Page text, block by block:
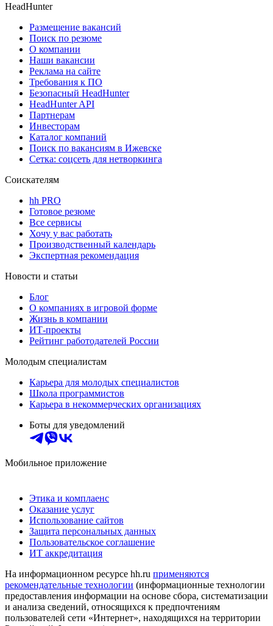
HeadHunter
Размещение вакансий
Поиск по резюме
О компании
Наши вакансии
Реклама на сайте
Требования к ПО
Безопасный HeadHunter
HeadHunter API
Партнерам
Инвесторам
Каталог компаний
Поиск по вакансиям в Ижевске
Сетка: соцсеть для нетворкинга
Соискателям
hh PRO
Готовое резюме
Все сервисы
Хочу у вас работать
Производственный календарь
Экспертная рекомендация
Новости и статьи
Блог
О компаниях в игровой форме
Жизнь в компании
ИТ-проекты
Рейтинг работодателей России
Молодым специалистам
Карьера для молодых специалистов
Школа программистов
Карьера в некоммерческих организациях
Боты для уведомлений
Мобильное приложение
Этика и комплаенс
Оказание услуг
Использование сайтов
Защита персональных данных
Пользовательское соглашение
ИТ аккредитация
На информационном ресурсе hh.ru применяются
рекомендательные технологии (информационные технологии
предоставления информации на основе сбора, систематизации
и анализа сведений, относящихся к предпочтениям
пользователей сети «Интернет», находящихся на территории